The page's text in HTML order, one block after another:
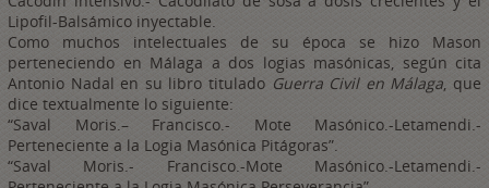
Lipofil-Balsámico inyectable.
Como muchos intelectuales de su época se hizo Mason
perteneciendo en Málaga a dos logias masónicas, según cita
Antonio Nadal en su libro titulado Guerra Civil en Málaga, que
dice textualmente lo siguiente:
“Saval Moris.– Francisco.- Mote Masónico.-Letamendi.-
Perteneciente a la Logia Masónica Pitágoras”.
“Saval Moris.- Francisco.-Mote Masónico.-Letamendi.-